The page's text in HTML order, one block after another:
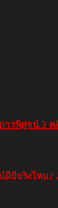
ารพิสูจน์ 3
ผีมีจริงไหม?